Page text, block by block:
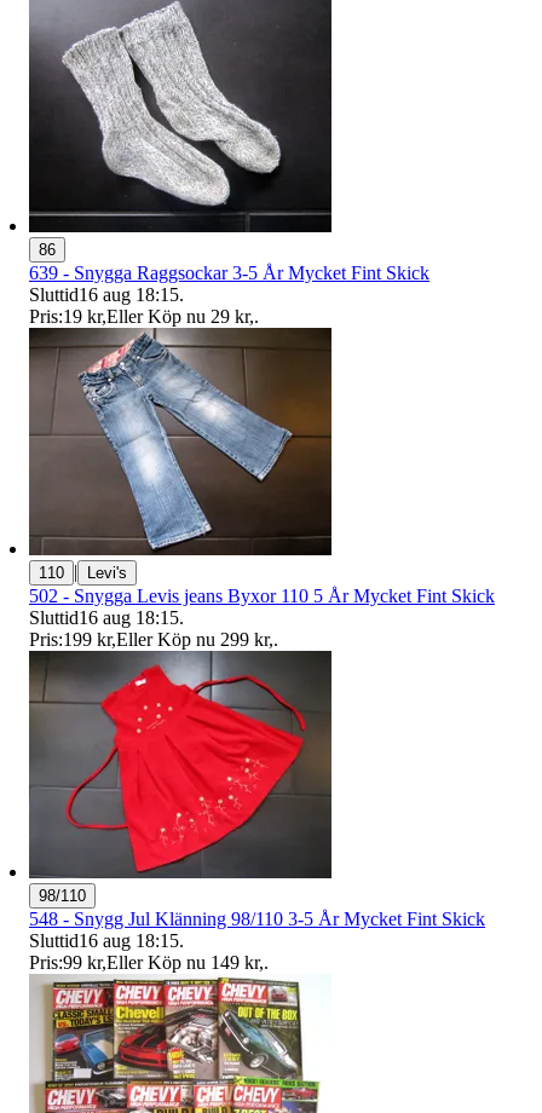
86
639 - Snygga Raggsockar 3-5 År Mycket Fint Skick
Sluttid16 aug 18:15.
Pris:19 kr,Eller Köp nu 29 kr,.
110 | Levi's
502 - Snygga Levis jeans Byxor 110 5 År Mycket Fint Skick
Sluttid16 aug 18:15.
Pris:199 kr,Eller Köp nu 299 kr,.
98/110
548 - Snygg Jul Klänning 98/110 3-5 År Mycket Fint Skick
Sluttid16 aug 18:15.
Pris:99 kr,Eller Köp nu 149 kr,.